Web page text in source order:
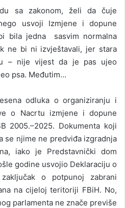
sa zakonom, želi da čuje
usvoji Izmjene i dopune
bila jedna sasvim normalna
ne bi ni izvještavali, jer stara
– nije vijest da je pas ujeo
psa. Međutim…
odluka o organiziranju i
o Nacrtu izmjene i dopune
2005.–2025. Dokumenta koji
se njime ne predviđa izgradnja
iako je Predstavnički dom
godine usvojio Deklaraciju o
o potpunoj zabrani
na cijeloj teritoriji FBiH. No,
parlamenta ne znače previše